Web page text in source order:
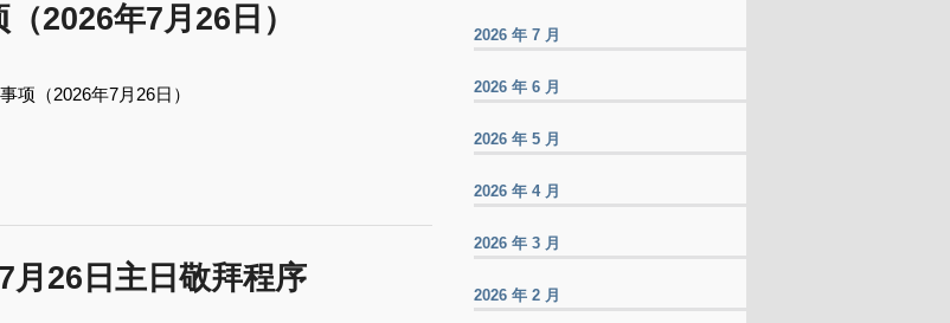
2026年7月26日）
项（2026年7月26日）
月26日主日敬拜程序
2026 年 7 月
2026 年 6 月
2026 年 5 月
2026 年 4 月
2026 年 3 月
2026 年 2 月